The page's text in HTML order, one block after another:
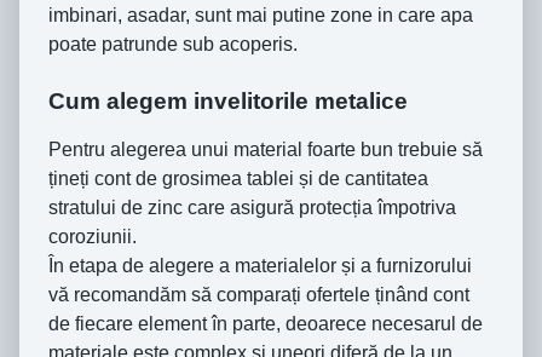
imbinari, asadar, sunt mai putine zone in care apa
poate patrunde sub acoperis.
Cum alegem invelitorile metalice
Pentru alegerea unui material foarte bun trebuie să
țineți cont de grosimea tablei și de cantitatea
stratului de zinc care asigură protecția împotriva
coroziunii.
În etapa de alegere a materialelor și a furnizorului
vă recomandăm să comparați ofertele ținând cont
de fiecare element în parte, deoarece necesarul de